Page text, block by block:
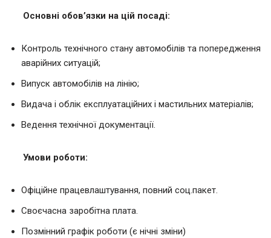
Основні обов’язки на цій посаді:
Контроль технічного стану автомобілів та попередження
аварійних ситуацій;
Випуск автомобілів на лінію;
Видача і облік експлуатаційних і мастильних матеріалів;
Ведення технічної документації.
Умови роботи:
Офіційне працевлаштування, повний соц.пакет.
Своєчасна заробітна плата.
Позмінний графік роботи (є нічні зміни)